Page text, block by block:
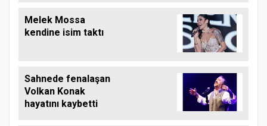
Melek Mossa
kendine isim taktı
Sahnede fenalaşan
Volkan Konak
hayatını kaybetti